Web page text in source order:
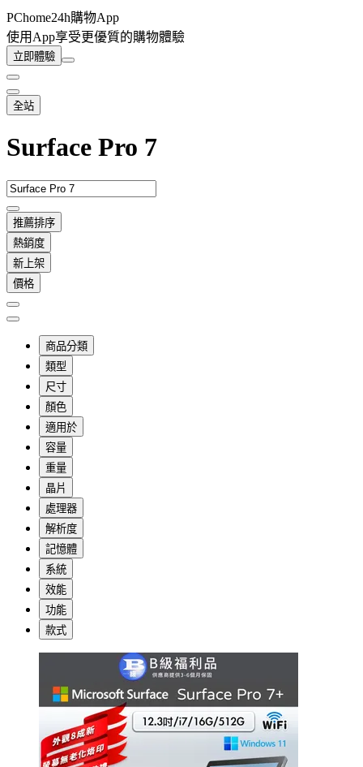
PChome24h購物App
使用App享受更優質的購物體驗
立即體驗
全站
Surface Pro 7
推薦排序
熱銷度
新上架
價格
商品分類
類型
尺寸
顏色
適用於
容量
重量
晶片
處理器
解析度
記憶體
系統
效能
功能
款式